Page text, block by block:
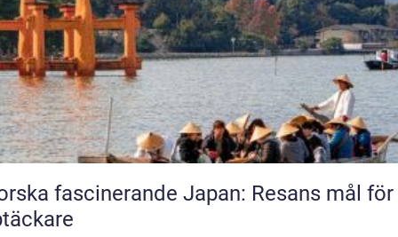
fascinerande Japan: Resans mål för